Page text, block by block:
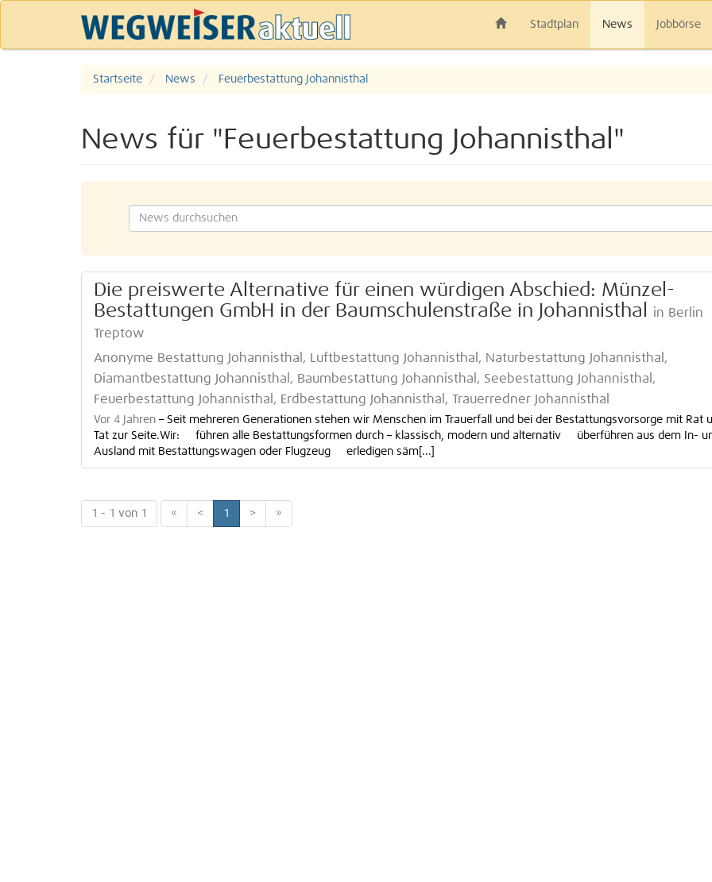
Stadtplan News Jobbörse
Startseite News Feuerbestattung Johannisthal
News für "Feuerbestattung Johannisthal"
Die preiswerte Alternative für einen würdigen Abschied: Münzel-
Bestattungen GmbH in der Baumschulenstraße in Johannisthal
in Berlin
Treptow
Anonyme Bestattung Johannisthal, Luftbestattung Johannisthal, Naturbestattung Johannisthal,
Diamantbestattung Johannisthal, Baumbestattung Johannisthal, Seebestattung Johannisthal,
Feuerbestattung Johannisthal, Erdbestattung Johannisthal, Trauerredner Johannisthal
Vor 4 Jahren – Seit mehreren Generationen stehen wir Menschen im Trauerfall und bei der Bestattungsvorsorge mit Rat
Tat zur Seite.Wir: führen alle Bestattungsformen durch – klassisch, modern und alternativ überführen aus dem In-
Ausland mit Bestattungswagen oder Flugzeug erledigen säm[...]
1 - 1 von 1 « < 1 > »